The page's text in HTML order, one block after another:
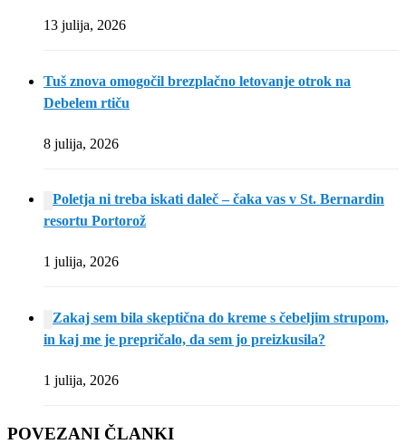
13 julija, 2026
Tuš znova omogočil brezplačno letovanje otrok na
Debelem rtiču
8 julija, 2026
Poletja ni treba iskati daleč – čaka vas v St. Bernardin
resortu Portorož
1 julija, 2026
Zakaj sem bila skeptična do kreme s čebeljim strupom,
in kaj me je prepričalo, da sem jo preizkusila?
1 julija, 2026
POVEZANI ČLANKI